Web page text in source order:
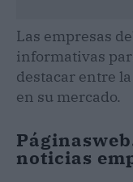
Las empresas
informativas
destacar entre
en su mercado.
noticias